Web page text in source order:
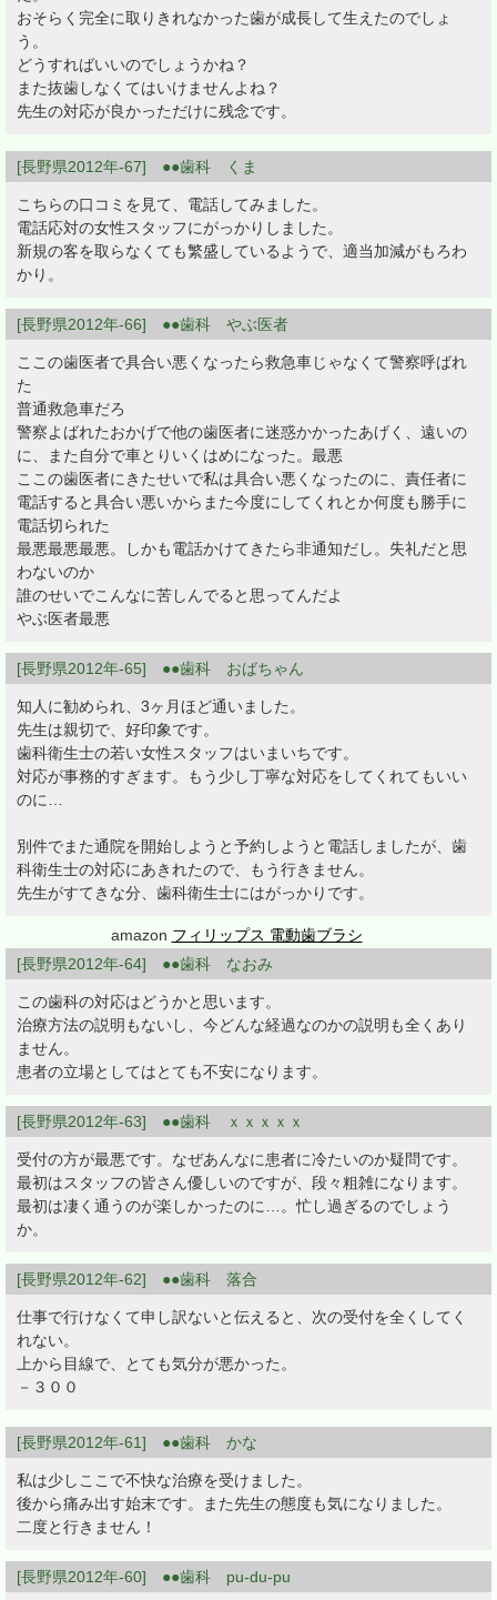
おそらく完全に取りきれなかった歯が成長して生えたのでしょ
う。
どうすればいいのでしょうかね？
また抜歯しなくてはいけませんよね？
先生の対応が良かっただけに残念です。
[長野県2012年-67] ●●歯科 くま
こちらの口コミを見て、電話してみました。
電話応対の女性スタッフにがっかりしました。
新規の客を取らなくても繁盛しているようで、適当加減がもろわ
かり。
[長野県2012年-66] ●●歯科 やぶ医者
ここの歯医者で具合い悪くなったら救急車じゃなくて警察呼ばれ
た
普通救急車だろ
警察よばれたおかげで他の歯医者に迷惑かかったあげく、遠いの
に、また自分で車とりいくはめになった。最悪
ここの歯医者にきたせいで私は具合い悪くなったのに、責任者に
電話すると具合い悪いからまた今度にしてくれとか何度も勝手に
電話切られた
最悪最悪最悪。しかも電話かけてきたら非通知だし。失礼だと思
わないのか
誰のせいでこんなに苦しんでると思ってんだよ
やぶ医者最悪
[長野県2012年-65] ●●歯科 おばちゃん
知人に勧められ、3ヶ月ほど通いました。
先生は親切で、好印象です。
歯科衛生士の若い女性スタッフはいまいちです。
対応が事務的すぎます。もう少し丁寧な対応をしてくれてもいい
のに…
別件でまた通院を開始しようと予約しようと電話しましたが、歯
科衛生士の対応にあきれたので、もう行きません。
先生がすてきな分、歯科衛生士にはがっかりです。
amazon フィリップス 電動歯ブラシ
[長野県2012年-64] ●●歯科 なおみ
この歯科の対応はどうかと思います。
治療方法の説明もないし、今どんな経過なのかの説明も全くあり
ません。
患者の立場としてはとても不安になります。
[長野県2012年-63] ●●歯科 ｘｘｘｘｘ
受付の方が最悪です。なぜあんなに患者に冷たいのか疑問です。
最初はスタッフの皆さん優しいのですが、段々粗雑になります。
最初は凄く通うのが楽しかったのに…。忙し過ぎるのでしょう
か。
[長野県2012年-62] ●●歯科 落合
仕事で行けなくて申し訳ないと伝えると、次の受付を全くしてく
れない。
上から目線で、とても気分が悪かった。
－３００
[長野県2012年-61] ●●歯科 かな
私は少しここで不快な治療を受けました。
後から痛み出す始末です。また先生の態度も気になりました。
二度と行きません！
[長野県2012年-60] ●●歯科 pu-du-pu